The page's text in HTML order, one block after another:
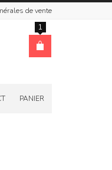
de vente
1
PANIER